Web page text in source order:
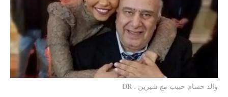
والد حسام حبيب مع شيرين . DR